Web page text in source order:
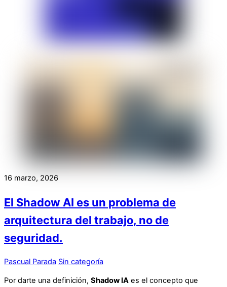
16 marzo, 2026
El Shadow AI es un problema de
arquitectura del trabajo, no de
seguridad.
Pascual Parada Sin categoría
Por darte una definición, Shadow IA es el concepto que